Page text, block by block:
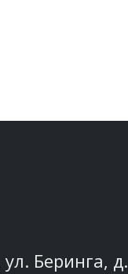
Беринга, д.